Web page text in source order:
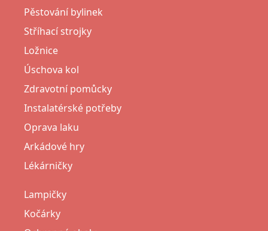
Pěstování bylinek
Stříhací strojky
Ložnice
Úschova kol
Zdravotní pomůcky
Instalatérské potřeby
Oprava laku
Arkádové hry
Lékárničky
Lampičky
Kočárky